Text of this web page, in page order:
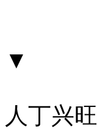
▼
人丁兴